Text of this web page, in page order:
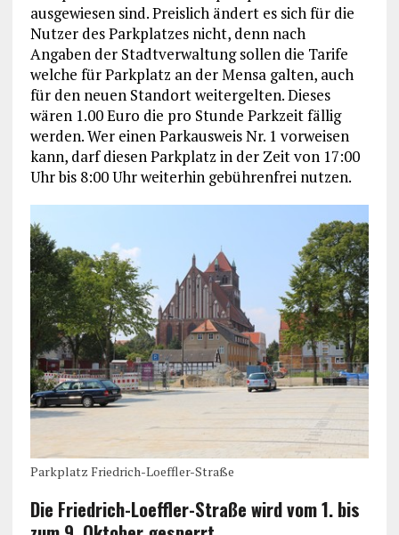
ausgewiesen sind. Preislich ändert es sich für die
Nutzer des Parkplatzes nicht, denn nach
Angaben der Stadtverwaltung sollen die Tarife
welche für Parkplatz an der Mensa galten, auch
für den neuen Standort weitergelten. Dieses
wären 1.00 Euro die pro Stunde Parkzeit fällig
werden. Wer einen Parkausweis Nr. 1 vorweisen
kann, darf diesen Parkplatz in der Zeit von 17:00
Uhr bis 8:00 Uhr weiterhin gebührenfrei nutzen.
Parkplatz Friedrich-Loeffler-Straße
Die Friedrich-Loeffler-Straße wird vom 1. bis